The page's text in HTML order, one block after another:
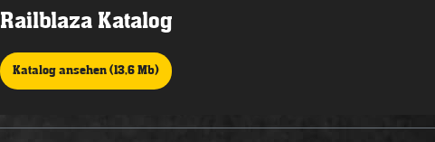
Railblaza Katalog
Katalog ansehen (13,6 Mb)